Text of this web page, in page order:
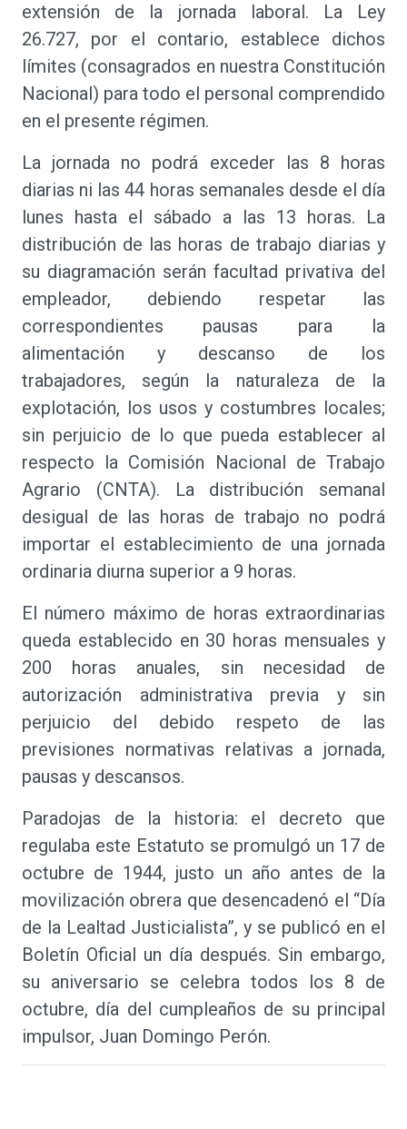
extensión de la jornada laboral. La Ley
26.727, por el contario, establece dichos
límites (consagrados en nuestra Constitución
Nacional) para todo el personal comprendido
en el presente régimen.
La jornada no podrá exceder las 8 horas
diarias ni las 44 horas semanales desde el día
lunes hasta el sábado a las 13 horas. La
distribución de las horas de trabajo diarias y
su diagramación serán facultad privativa del
empleador, debiendo respetar las
correspondientes pausas para la
alimentación y descanso de los
trabajadores, según la naturaleza de la
explotación, los usos y costumbres locales;
sin perjuicio de lo que pueda establecer al
respecto la Comisión Nacional de Trabajo
Agrario (CNTA). La distribución semanal
desigual de las horas de trabajo no podrá
importar el establecimiento de una jornada
ordinaria diurna superior a 9 horas.
El número máximo de horas extraordinarias
queda establecido en 30 horas mensuales y
200 horas anuales, sin necesidad de
autorización administrativa previa y sin
perjuicio del debido respeto de las
previsiones normativas relativas a jornada,
pausas y descansos.
Paradojas de la historia: el decreto que
regulaba este Estatuto se promulgó un 17 de
octubre de 1944, justo un año antes de la
movilización obrera que desencadenó el “Día
de la Lealtad Justicialista”, y se publicó en el
Boletín Oficial un día después. Sin embargo,
su aniversario se celebra todos los 8 de
octubre, día del cumpleaños de su principal
impulsor, Juan Domingo Perón.